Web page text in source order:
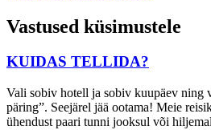
Vastused küsimustele
KUIDAS TELLIDA?
Vali sobiv hotell ja sobiv kuupäev ning
päring”. Seejärel jää ootama! Meie
ühendust paari tunni jooksul või